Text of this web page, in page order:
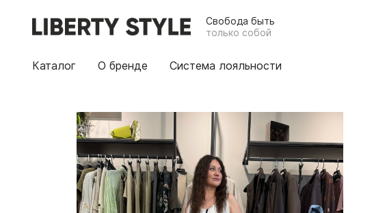
Свобода быть
только собой
Каталог О бренде Система лояльности